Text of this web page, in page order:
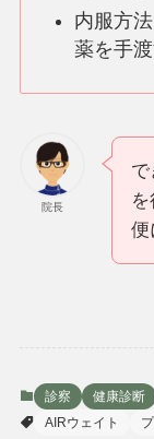
内服方
薬を手
院長
便
診察
健康診断
AIRウェイト